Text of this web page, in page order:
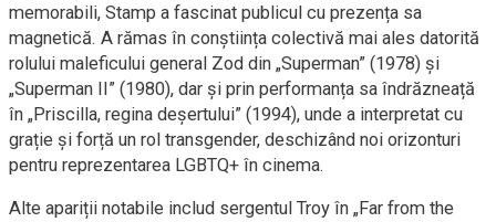
memorabili, Stamp a fascinat publicul cu prezența sa
magnetică. A rămas în conștiința colectivă mai ales datorită
rolului maleficului general Zod din „Superman” (1978) și
„Superman II” (1980), dar și prin performanța sa îndrăzneață
în „Priscilla, regina deșertului” (1994), unde a interpretat cu
grație și forță un rol transgender, deschizând noi orizonturi
pentru reprezentarea LGBTQ+ în cinema.
Alte apariții notabile includ sergentul Troy în „Far from the